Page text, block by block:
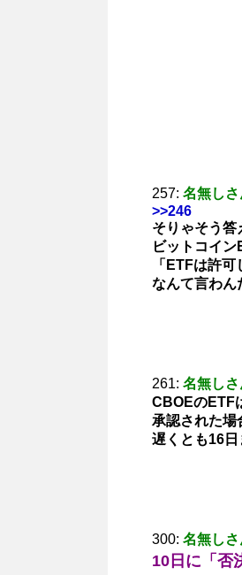
257: 名無しさ
>>246
そりゃそう答
ビットコイ
「ETFは許
なんて言わん
261: 名無しさ
CBOEのETF
承認された場
遅くとも16
300: 名無しさ
10日に「否